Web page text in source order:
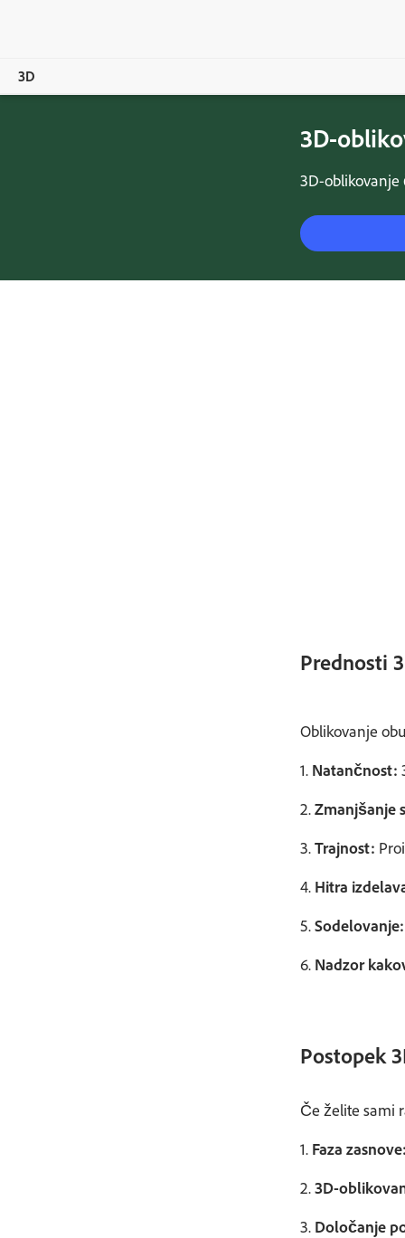
3D
3D-
3D-oblikovanje
Prednosti
Oblikovanje
1. Natančnost:
2.Zmanjšanje
3.Trajnost:
4. Hitra
5.Sodelovanje:
6. Nadzor
Postopek
Če želite sami
1. Faza
2.3D-
3. Določanje